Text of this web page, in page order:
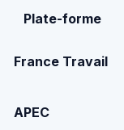
Plate-forme
France Travail
APEC